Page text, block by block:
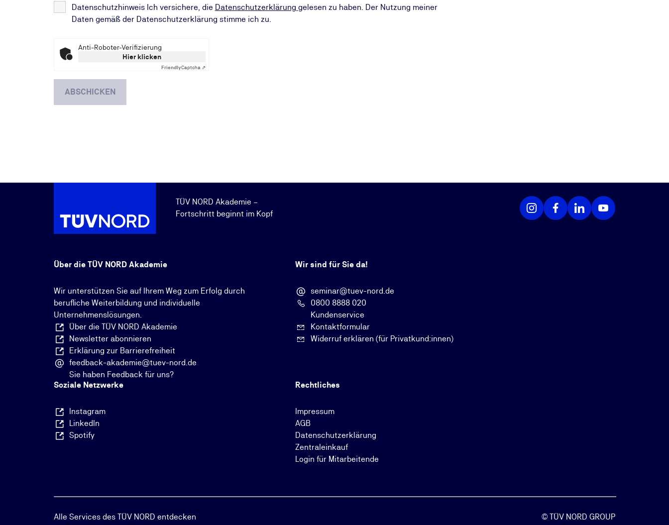
Datenschutzhinweis Ich versichere, die Datenschutzerklärung gelesen zu haben. Der Nutzung meiner
Daten gemäß der Datenschutzerklärung stimme ich zu.
Anti-Roboter-Verifizierung
Hier klicken
FriendlyCaptcha ⇗
ABSCHICKEN
TÜV NORD Akademie –
Fortschritt beginnt im Kopf
Über die TÜV NORD Akademie
Wir unterstützen Sie auf Ihrem Weg zum Erfolg durch
berufliche Weiterbildung und individuelle
Unternehmenslösungen.
Über die TÜV NORD Akademie
Newsletter abonnieren
Erklärung zur Barrierefreiheit
feedback-akademie@tuev-nord.de
Sie haben Feedback für uns?
Soziale Netzwerke
Instagram
LinkedIn
Spotify
Wir sind für Sie da!
seminar@tuev-nord.de
0800 8888 020
Kundenservice
Kontaktformular
Widerruf erklären (für Privatkund:innen)
Rechtliches
Impressum
AGB
Datenschutzerklärung
Zentraleinkauf
Login für Mitarbeitende
Alle Services des TÜV NORD entdecken © TÜV NORD GROUP